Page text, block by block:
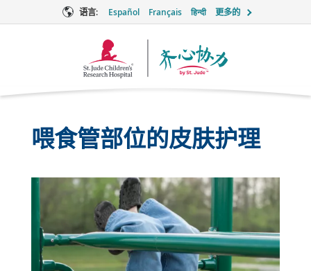
语言: Español Français हिन्दी 更多的
Together
喂食管部位的皮肤护理